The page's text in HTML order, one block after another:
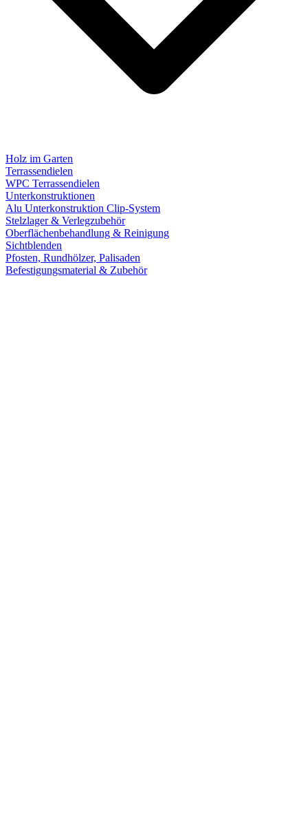
Holz im Garten
Terrassendielen
WPC Terrassendielen
Unterkonstruktionen
Alu Unterkonstruktion Clip-System
Stelzlager & Verlegzubehör
Oberflächenbehandlung & Reinigung
Sichtblenden
Pfosten, Rundhölzer, Palisaden
Befestigungsmaterial & Zubehör